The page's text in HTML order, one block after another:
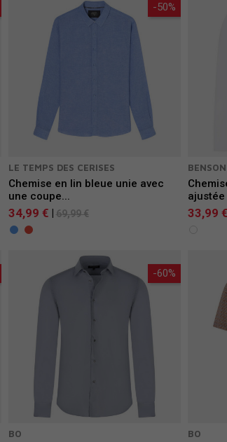
-50%
LE TEMPS DES CERISES
Chemise en lin bleue unie avec
une coupe...
34,99 € 69,99 € 33,99 €
-60%
BO BO